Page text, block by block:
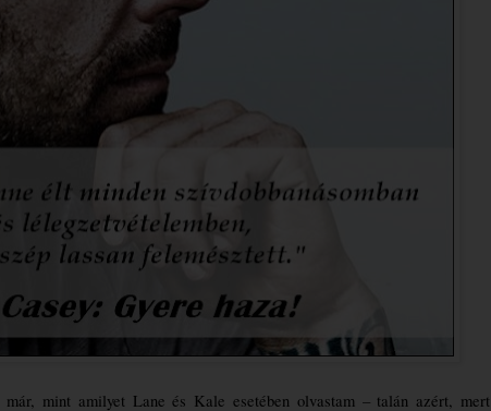
mint amilyet Lane és Kale esetében olvastam – talán azért, mert